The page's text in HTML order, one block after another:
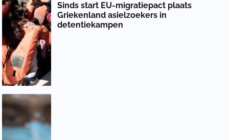
Sinds start EU-migratiepact plaats
Griekenland asielzoekers in
detentiekampen